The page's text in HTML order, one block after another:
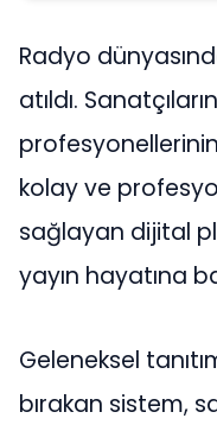
Radyo
atıldı.
kolay ve
sağlayan dijital
yayın hayatına
Geleneksel
bırakan sistem,